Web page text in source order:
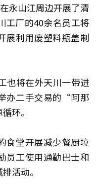
永山江周边开展了清
工厂的40余名员工将
展利用废塑料瓶盖制
也将在外天川一带进
办二手交易的“阿那
环。
食堂开展减少餐厨垃
工使用通勤巴士和
活动。